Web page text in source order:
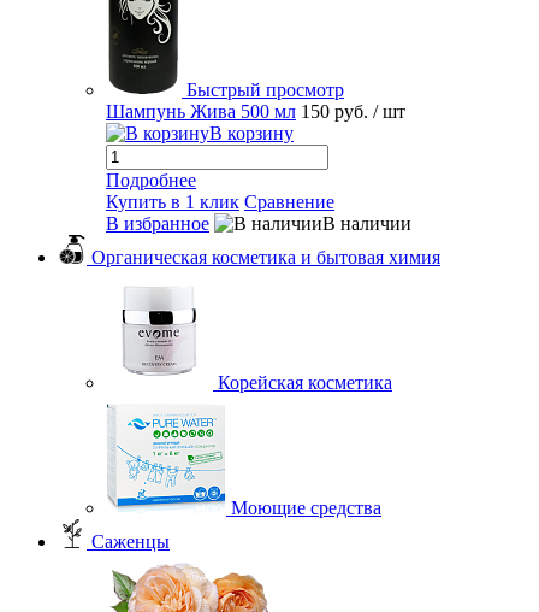
Быстрый просмотр
Шампунь Жива 500 мл 150 руб. / шт
В корзину
Подробнее
Купить в 1 клик Сравнение
В избранное
В наличии
Органическая косметика и бытовая химия
Корейская косметика
Моющие средства
Саженцы